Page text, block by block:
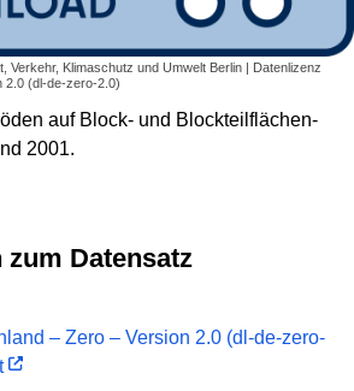
Verkehr, Klimaschutz und Umwelt Berlin | Datenlizenz
2.0 (dl-de-zero-2.0)
auf Block- und Blockteilflächen-
2001.
Datensatz
– Zero – Version 2.0 (dl-de-zero-